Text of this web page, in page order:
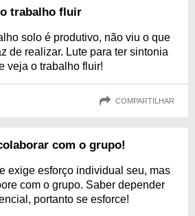
trabalho fluir
solo é produtivo, não viu o que
de realizar. Lute para ter sintonia
veja o trabalho fluir!
COMPARTILHAR
com o grupo!
exige esforço individual seu, mas
com o grupo. Saber depender
portanto se esforce!